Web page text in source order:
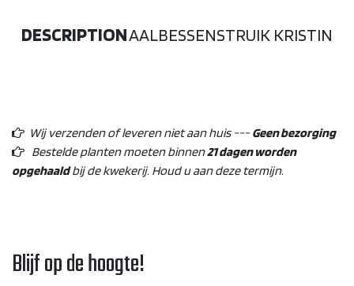
DESCRIPTIONAALBESSENSTRUIK KRISTIN
Wij verzenden of leveren niet aan huis ---Geen bezorging
Bestelde planten moeten binnen21 dagen worden
opgehaaldbij de kwekerij. Houd u aan deze termijn.
Blijf op de hoogte!